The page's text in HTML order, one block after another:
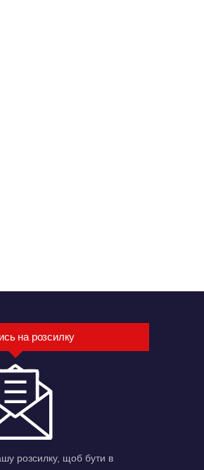
на розсилку
розсилку, щоб бути в